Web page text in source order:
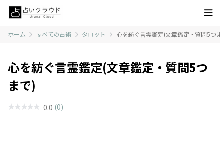
ホーム すべての占術 タロット 心を紡ぐ言霊鑑定(文章鑑定・質問5つ
心を紡ぐ言霊鑑定(文章鑑定・質問5つ
まで)
0.0 (0)